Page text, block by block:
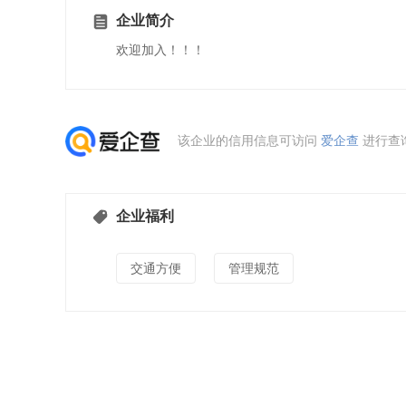
企业简介
欢迎加入！！！
该企业的信用信息可访问 爱企查 进行查
企业福利
交通方便 管理规范